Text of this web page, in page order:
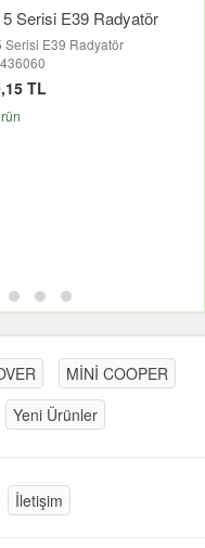
Serisi E39 Radyatör
Serisi E39 Radyatör
TL
MİNİ COOPER
Yeni Ürünler
İletişim